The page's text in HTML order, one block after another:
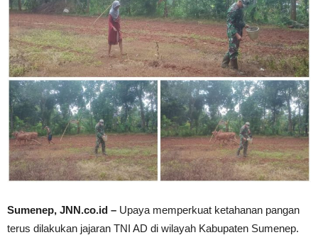
Sumenep, JNN.co.id – Upaya memperkuat ketahanan pangan
terus dilakukan jajaran TNI AD di wilayah Kabupaten Sumenep.